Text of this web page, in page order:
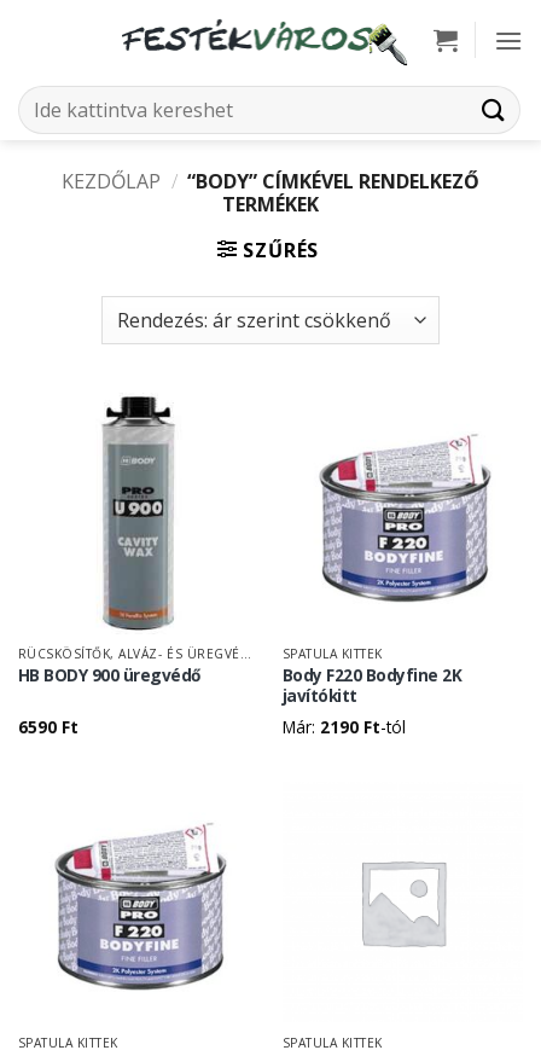
Keresés
a
KEZDŐLAP / “BODY” CÍMKÉVEL RENDELKEZŐ
TERMÉKEK
SZŰRÉS
RÜCSKÖSÍTŐK, ALVÁZ- ÉS ÜREGVÉDŐK
HB BODY 900 üregvédő
6590 Ft
SPATULA KITTEK
Body F220 Bodyfine 2K
javítókitt
Már: 2190 Ft-tól
SPATULA KITTEK SPATULA KITTEK